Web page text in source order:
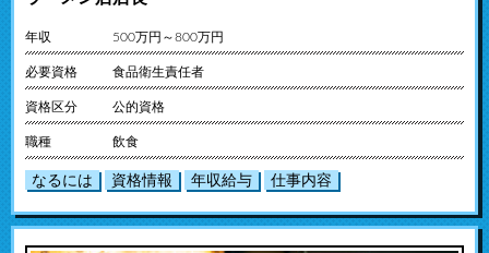
年収 500万円～800万円
必要資格 食品衛生責任者
資格区分 公的資格
職種 飲食
なるには 資格情報 年収給与 仕事内容